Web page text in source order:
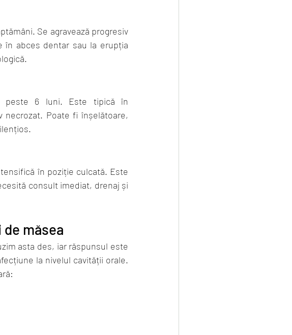
Se agravează progresiv
în abces dentar sau la erupția
peste 6 luni. Este tipică în
Poate fi înșelătoare,
în poziție culcată. Este
consult imediat, drenaj și
măsea
asta des, iar răspunsul este
la nivelul cavității orale.